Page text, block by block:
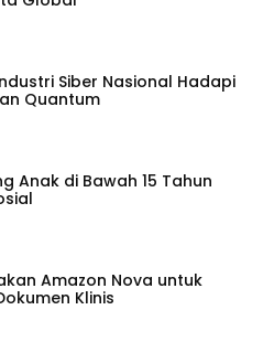
Siber Nasional Hadapi
Quantum
Anak di Bawah 15 Tahun
Amazon Nova untuk
Klinis